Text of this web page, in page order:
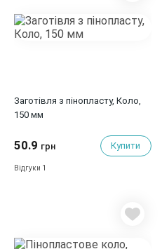
Заготівля з пінопласту, Коло,
150 мм
50.9 грн Купити
Відгуки 1